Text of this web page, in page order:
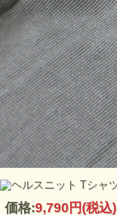
価格:9,790円(税込)